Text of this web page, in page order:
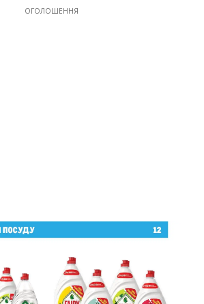
ОГОЛОШЕННЯ